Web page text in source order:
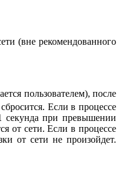
(вне рекомендованного
пользователем), после
Если в процессе
секунда при превышении
от сети. Если в процессе
от сети не произойдет.